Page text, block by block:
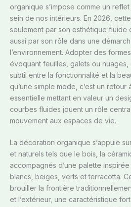
organique s’impose comme un
sein de nos intérieurs. En 2026,
seulement par son esthétique fluide
aussi par son rôle dans une
l’environnement. Adopter des
évoquant feuilles, galets ou nuages,
subtil entre la fonctionnalité et la
qu’une simple mode, c’est un retour
essentielle mettant en valeur un
courbes fluides jouent un rôle
mouvement aux espaces de vie.
La décoration organique s’appuie
et naturels tels que le bois, la
accompagnés d’une palette
blancs, beiges, verts et terracotta.
brouiller la frontière
et l’extérieur, une caractéristique